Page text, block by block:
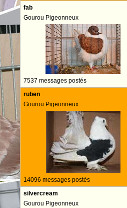
fab
Gourou Pigeonneux
7537 messages postés
ruben
Gourou Pigeonneux
14096 messages postés
silvercream
Gourou Pigeonneux